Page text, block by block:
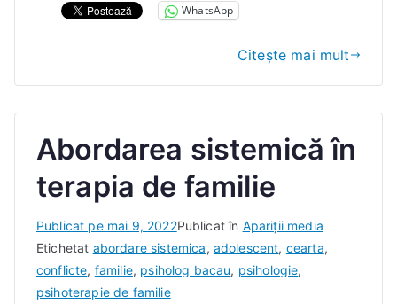
WhatsApp
Citește mai mult
Abordarea sistemică în
terapia de familie
D
e
I
a
Publicat pe mai 9, 2022Publicat în Apariții media
Etichetat abordare sistemica, adolescent, cearta,
conflicte, familie, psiholog bacau, psihologie,
psihoterapie de familie